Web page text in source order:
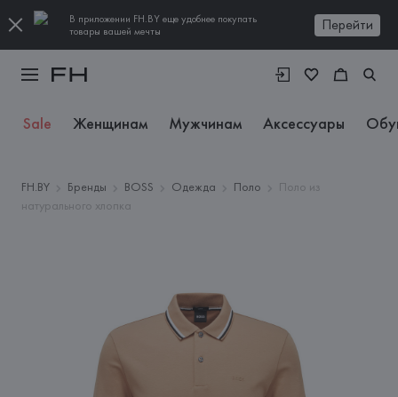
В приложении FH.BY еще удобнее покупать
товары вашей мечты
Перейти
Sale Женщинам Мужчинам Аксессуары
FH.BY Бренды BOSS Одежда Поло
Поло из
натурального хлопка